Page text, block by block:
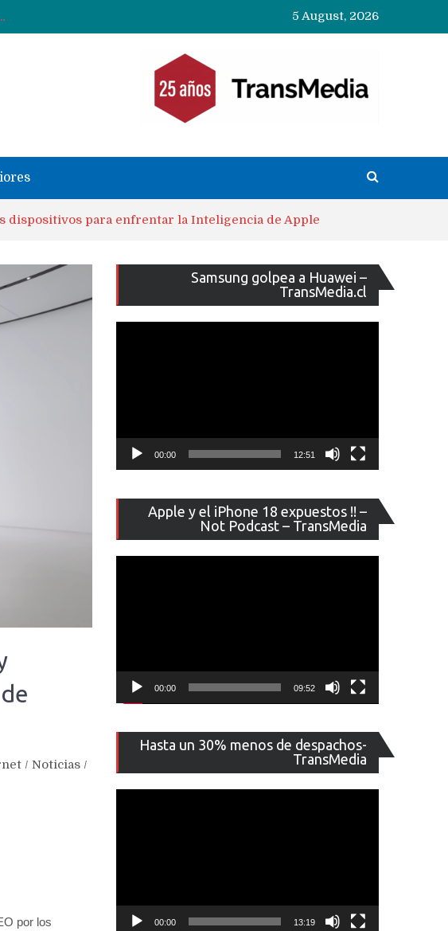
en América Latina?
cámaras y pantalla OLED doble capa
5 August, 2026
dispositivos para enfrentar la Inteligencia de Apple
/ Noticias /
por los
Samsung golpea a Huawei –
TransMedia.cl
de
vídeo
00:00 12:51
Apple y el iPhone 18 expuestos !! –
Not Podcast – TransMedia
de
vídeo
00:00 09:52
Hasta un 30% menos de despachos-
TransMedia
de
vídeo
00:00 13:19